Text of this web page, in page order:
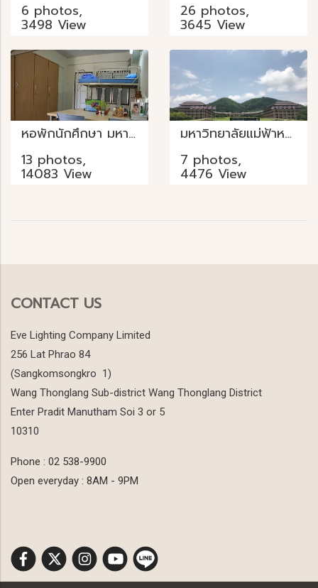
6 photos,
3498 View
26 photos,
3645 View
หอพักนักศึกษา มหาวิทยาลัยธรรมศาสตร์ ศูนย์ลำปาง
13 photos,
14083 View
มหาวิทยาลัยแม่ฟ้าหลวง
7 photos,
4476 View
CONTACT US
Eve Lighting Company Limited
256 Lat Phrao 84
(Sangkomsongkro 1)
Wang Thonglang Sub-district Wang Thonglang District
Enter Pradit Manutham Soi 3 or 5
10310
Phone : 02 538-9900
Open everyday : 8AM - 9PM